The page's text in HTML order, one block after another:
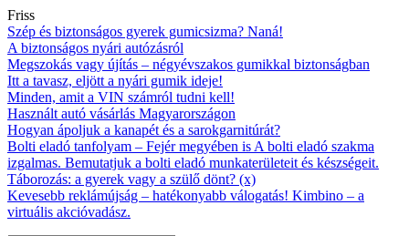
Friss
Szép és biztonságos gyerek gumicsizma? Naná!
A biztonságos nyári autózásról
Megszokás vagy újítás – négyévszakos gumikkal biztonságban
Itt a tavasz, eljött a nyári gumik ideje!
Minden, amit a VIN számról tudni kell!
Használt autó vásárlás Magyarországon
Hogyan ápoljuk a kanapét és a sarokgarnitúrát?
Bolti eladó tanfolyam – Fejér megyében is A bolti eladó szakma
izgalmas. Bemutatjuk a bolti eladó munkaterületeit és készségeit.
Táborozás: a gyerek vagy a szülő dönt? (x)
Kevesebb reklámújság – hatékonyabb válogatás! Kimbino – a
virtuális akcióvadász.